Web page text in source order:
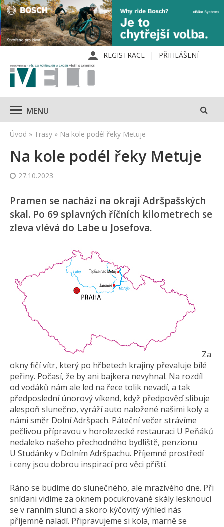
REGISTRACE PŘIHLÁŠENÍ
MENU
Úvod » Trasy » Na kole podél řeky Metuje
Na kole podél řeky Metuje
27.10.2023
Pramen se nachází na okraji Adršpašských
skal. Po 69 splavných říčních kilometrech se
zleva vlévá do Labe u Josefova.
Za
okny fičí vítr, který po hřbetech krajiny převaluje bílé
peřiny. Počasí, že by ani bajkera nevyhnal. Na rozdíl
od vodáků nám ale led na řece tolik nevadí, a tak
předposlední únorový víkend, když předpověď slibuje
alespoň slunečno, vyráží auto naložené našimi koly a
námi směr Dolní Adršpach. Páteční večer strávíme
pečlivou přípravou v horolezecké restauraci U Peňáků
nedaleko našeho přechodného bydliště, penzionu
U Studánky v Dolním Adršpachu. Příjemné prostředí
i ceny jsou dobrou inspirací pro věci příští.
Ráno se budíme do slunečného, ale mrazivého dne. Při
snídani vidíme za oknem pocukrované skály lesknoucí
se v ranním slunci a skoro kýčovitý výhled nás
příjemně naladí. Připravujeme si kola, marně se